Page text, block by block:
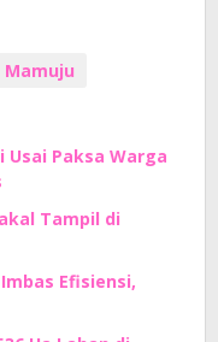
Usai Paksa Warga
Tampil di
Efisiensi,